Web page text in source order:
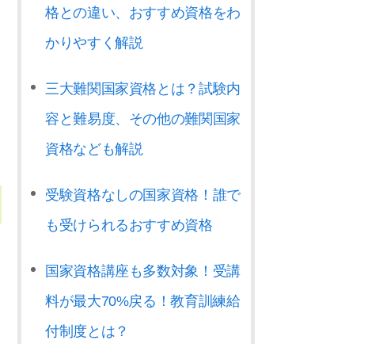
格との違い、おすすめ資格をわ
かりやすく解説
三大難関国家資格とは？試験内
容と難易度、その他の難関国家
資格なども解説
受験資格なしの国家資格！誰で
も受けられるおすすめ資格
国家資格講座も多数対象！受講
料が最大70%戻る！教育訓練給
付制度とは？